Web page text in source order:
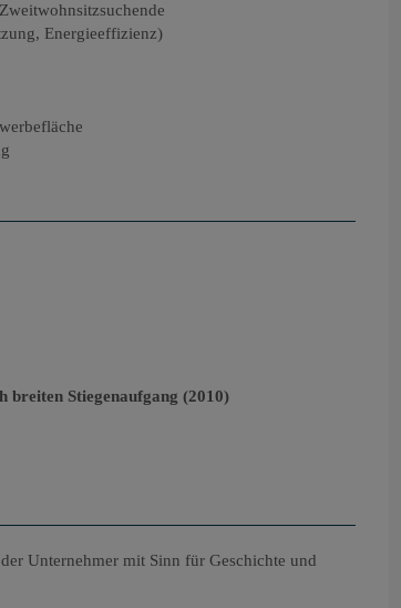
Energieeffizienz)
breiten Stiegenaufgang (2010)
Unternehmer mit Sinn für Geschichte und